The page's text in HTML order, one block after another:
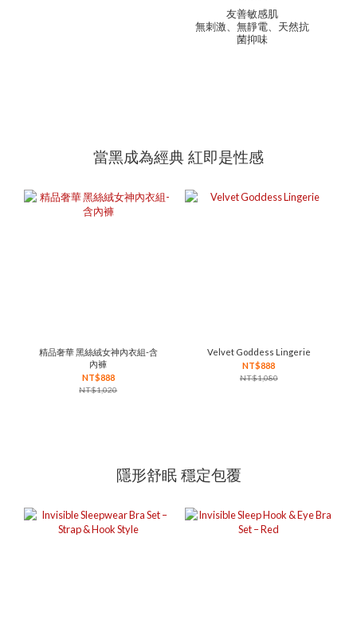
友善敏感肌
無刺激、無靜電、天然抗
菌抑味
當黑成為經典 紅即是性感
精品奢華 黑絲絨女神內衣組-含
內褲
NT$888
NT$1,020
Velvet Goddess Lingerie
NT$888
NT$1,080
隱形舒眠 穩定包覆